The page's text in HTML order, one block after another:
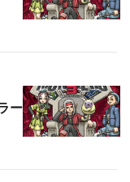
ー